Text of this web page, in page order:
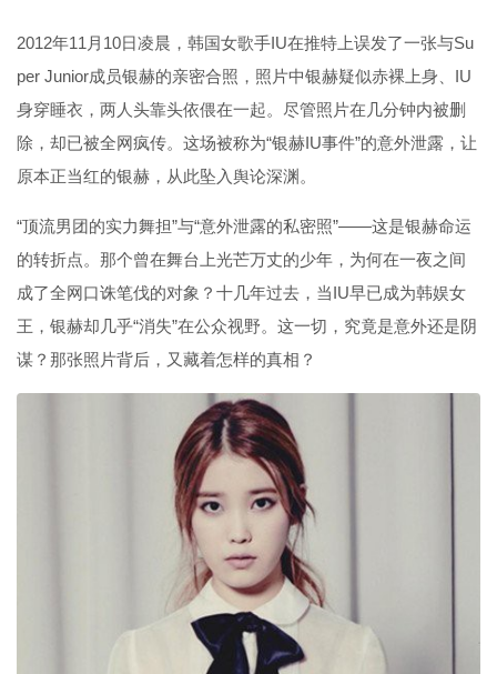
2012年11月10日凌晨，韩国女歌手IU在推特上误发了一张与Su
per Junior成员银赫的亲密合照，照片中银赫疑似赤裸上身、IU
身穿睡衣，两人头靠头依偎在一起。尽管照片在几分钟内被删
除，却已被全网疯传。这场被称为“银赫IU事件”的意外泄露，让
原本正当红的银赫，从此坠入舆论深渊。
“顶流男团的实力舞担”与“意外泄露的私密照”——这是银赫命运
的转折点。那个曾在舞台上光芒万丈的少年，为何在一夜之间
成了全网口诛笔伐的对象？十几年过去，当IU早已成为韩娱女
王，银赫却几乎“消失”在公众视野。这一切，究竟是意外还是阴
谋？那张照片背后，又藏着怎样的真相？